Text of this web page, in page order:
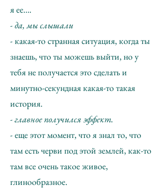
я ее….
- да, мы слышали
- какая-то странная ситуация, когда ты
знаешь, что ты можешь выйти, но у
тебя не получается это сделать и
минутно-секундная какая-то такая
история.
- главное получился эффект.
- еще этот момент, что я знал то, что
там есть черви под этой землей, как-то
там все очень такое живое,
глинообразное.